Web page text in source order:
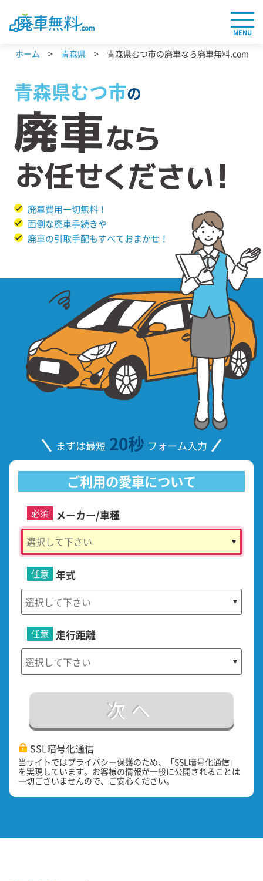
MENU
ホーム 青森県 青森県むつ市の廃車なら廃車無料.com
青森県むつ市の
廃車費用一切無料！
面倒な廃車手続きや
廃車の引取手配もすべておまかせ！
まずは最短 20秒 フォーム入力
ご利用の愛車について
メーカー/車種
必須
年式
任意
走行距離
任意
次へ
SSL暗号化通信
当サイトではプライバシー保護のため、「SSL暗号化通信」
を実現しています。お客様の情報が一般に公開されることは
一切ございませんので、ご安心ください。